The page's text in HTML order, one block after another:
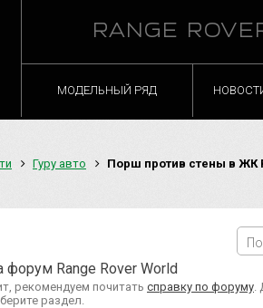
RANGE
МОДЕЛЬНЫЙ РЯД
Гуру авто Порш против стены в ЖК
Range Rover World
рекомендуем почитать справку по форуму
раздел.